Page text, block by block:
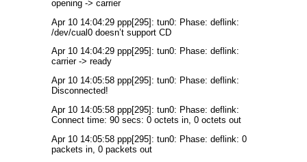
opening -> carrier
Apr 10 14:04:29 ppp[295]: tun0: Phase: deflink:
/dev/cual0 doesn’t support CD
Apr 10 14:04:29 ppp[295]: tun0: Phase: deflink:
carrier -> ready
Apr 10 14:05:58 ppp[295]: tun0: Phase: deflink:
Disconnected!
Apr 10 14:05:58 ppp[295]: tun0: Phase: deflink:
Connect time: 90 secs: 0 octets in, 0 octets out
Apr 10 14:05:58 ppp[295]: tun0: Phase: deflink: 0
packets in, 0 packets out